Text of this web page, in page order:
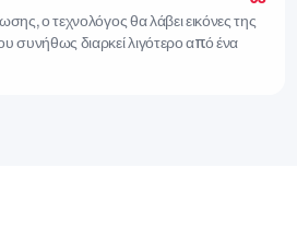
ο τεχνολόγος θα λάβει εικόνες της
συνήθως διαρκεί λιγότερο από ένα